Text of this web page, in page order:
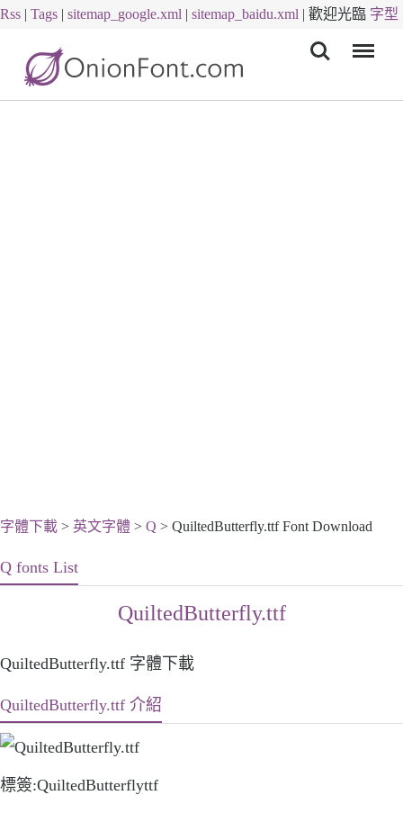
Rss | Tags | sitemap_google.xml | sitemap_baidu.xml | 歡迎光臨 字型
字體下載 > 英文字體 > Q > QuiltedButterfly.ttf Font Download
Q fonts List
QuiltedButterfly.ttf
QuiltedButterfly.ttf 字體下載
QuiltedButterfly.ttf 介紹
標簽:QuiltedButterflyttf